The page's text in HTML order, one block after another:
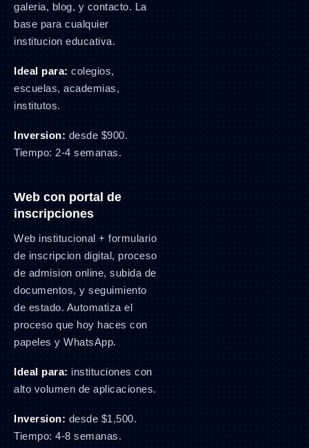
galeria, blog, y contacto. La
base para cualquier
institucion educativa.
Ideal para: colegios,
escuelas, academias,
institutos.
Inversion: desde $900.
Tiempo: 2-4 semanas.
Web con portal de
inscripciones
Web institucional + formulario
de inscripcion digital, proceso
de admision online, subida de
documentos, y seguimiento
de estado. Automatiza el
proceso que hoy haces con
papeles y WhatsApp.
Ideal para: instituciones con
alto volumen de aplicaciones.
Inversion: desde $1,500.
Tiempo: 4-8 semanas.